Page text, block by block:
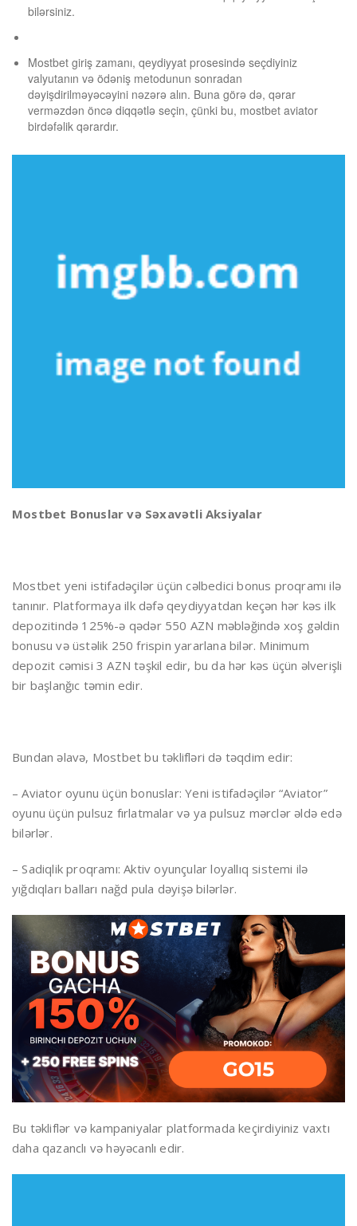
bilərsiniz.
Mostbet giriş zamanı, qeydiyyat prosesində seçdiyiniz
valyutanın və ödəniş metodunun sonradan
dəyişdirilməyəcəyini nəzərə alın. Buna görə də, qərar
verməzdən öncə diqqətlə seçin, çünki bu, mostbet aviator
birdəfəlik qərardır.
Mostbet Bonuslar və Səxavətli Aksiyalar
Mostbet yeni istifadəçilər üçün cəlbedici bonus proqramı ilə
tanınır. Platformaya ilk dəfə qeydiyyatdan keçən hər kəs ilk
depozitində 125%-ə qədər 550 AZN məbləğində xoş gəldin
bonusu və üstəlik 250 frispin yararlana bilər. Minimum
depozit cəmisi 3 AZN təşkil edir, bu da hər kəs üçün əlverişli
bir başlanğıc təmin edir.
Bundan əlavə, Mostbet bu təklifləri də təqdim edir:
– Aviator oyunu üçün bonuslar: Yeni istifadəçilər “Aviator”
oyunu üçün pulsuz fırlatmalar və ya pulsuz mərclər əldə edə
bilərlər.
– Sadiqlik proqramı: Aktiv oyunçular loyallıq sistemi ilə
yığdıqları balları nağd pula dəyişə bilərlər.
Bu təkliflər və kampaniyalar platformada keçirdiyiniz vaxtı
daha qazanclı və həyəcanlı edir.